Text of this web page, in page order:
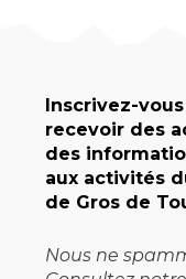
Inscrivez-
recevoir des
des
aux activités
de Gros de
Nous ne